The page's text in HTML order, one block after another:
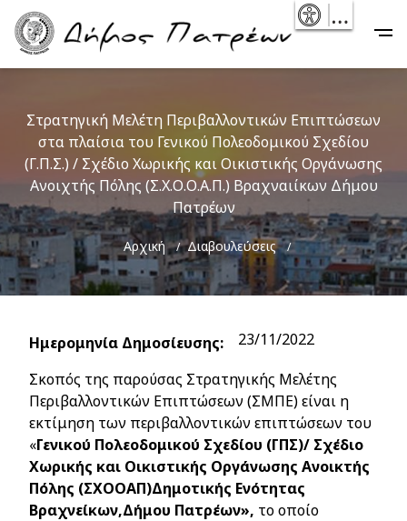
Skip
main
Main
navigation
Στρατηγική Μελέτη Περιβαλλοντικών Επιπτώσεων
στα πλαίσια του Γενικού Πολεοδομικού Σχεδίου
(Γ.Π.Σ.) / Σχέδιο Χωρικής και Οικιστικής Οργάνωσης
Ανοιχτής Πόλης (Σ.Χ.Ο.Ο.Α.Π.) Βραχναιίκων Δήμου
Πατρέων
Breadcrumb
Αρχική Διαβουλεύσεις
Ημερομηνία Δημοσίευσης
23/11/2022
Σκοπός της παρούσας Στρατηγικής Μελέτης
Περιβαλλοντικών Επιπτώσεων (ΣΜΠΕ) είναι η
εκτίμηση των περιβαλλοντικών επιπτώσεων του
«Γενικού Πολεοδομικού Σχεδίου (ΓΠΣ)/ Σχέδιο
Χωρικής και Οικιστικής Οργάνωσης Ανοικτής
Πόλης (ΣΧΟΟΑΠ)Δημοτικής Ενότητας
Βραχνείκων,Δήμου Πατρέων», το οποίο